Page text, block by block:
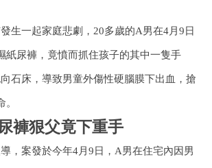
生一起家庭悲劇，20多歲的A男在4月9日
紙尿褲，竟憤而抓住孩子的其中一隻手
石床，導致男童外傷性硬腦膜下出血，搶
褲狠父竟下重手
，案發於今年4月9日，A男在住宅內因男